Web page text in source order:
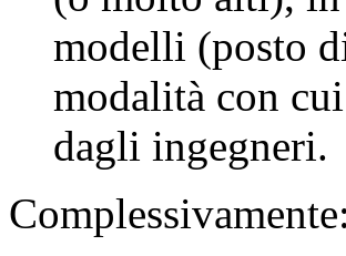
modelli (posto
modalità con
dagli ingegneri.
Complessivamente: